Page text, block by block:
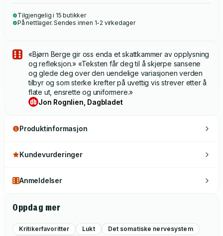
Tilgjengelig i 15 butikker
På nettlager. Sendes innen 1-2 virkedager
«Bjørn Berge gir oss enda et skattkammer av opplysning
og refleksjon.» «Teksten får deg til å skjerpe sansene
og glede deg over den uendelige variasjonen verden
tilbyr og som sterke krefter på uvettig vis strever etter å
flate ut, ensrette og uniformere.»
Jon Rognlien, Dagbladet
Produktinformasjon
Kundevurderinger
Anmeldelser
Oppdag mer
Kritikerfavoritter Lukt
Det somatiske nervesystem